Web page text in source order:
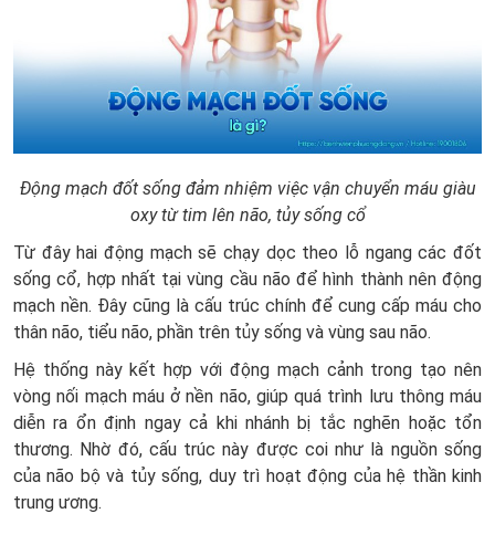
Động mạch đốt sống đảm nhiệm việc vận chuyển máu giàu
oxy từ tim lên não, tủy sống cổ
Từ đây hai động mạch sẽ chạy dọc theo lỗ ngang các đốt
sống cổ, hợp nhất tại vùng cầu não để hình thành nên động
mạch nền. Đây cũng là cấu trúc chính để cung cấp máu cho
thân não, tiểu não, phần trên tủy sống và vùng sau não.
Hệ thống này kết hợp với động mạch cảnh trong tạo nên
vòng nối mạch máu ở nền não, giúp quá trình lưu thông máu
diễn ra ổn định ngay cả khi nhánh bị tắc nghẽn hoặc tổn
thương. Nhờ đó, cấu trúc này được coi như là nguồn sống
của não bộ và tủy sống, duy trì hoạt động của hệ thần kinh
trung ương.